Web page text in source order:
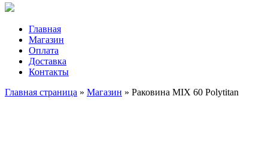
Главная
Магазин
Оплата
Доставка
Контакты
Главная страница » Магазин » Раковина MIX 60 Polytitan